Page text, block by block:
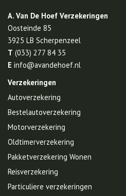
A. Van De Hoef Verzekeringen
Oosteinde 85
3925 LB Scherpenzeel
T (033) 277 84 35
E info@avandehoef.nl
Verzekeringen
Autoverzekering
Bestelautoverzekering
Motorverzekering
Oldtimerverzekering
Pakketverzekering Wonen
Reisverzekering
Particuliere verzekeringen